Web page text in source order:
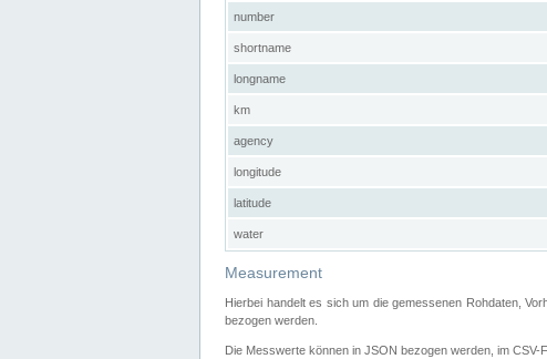
number
shortname
longname
km
agency
longitude
latitude
water
Measurement
Hierbei handelt es sich um die gemessenen Rohdaten,
bezogen werden.
Die Messwerte können in JSON bezogen werden, im